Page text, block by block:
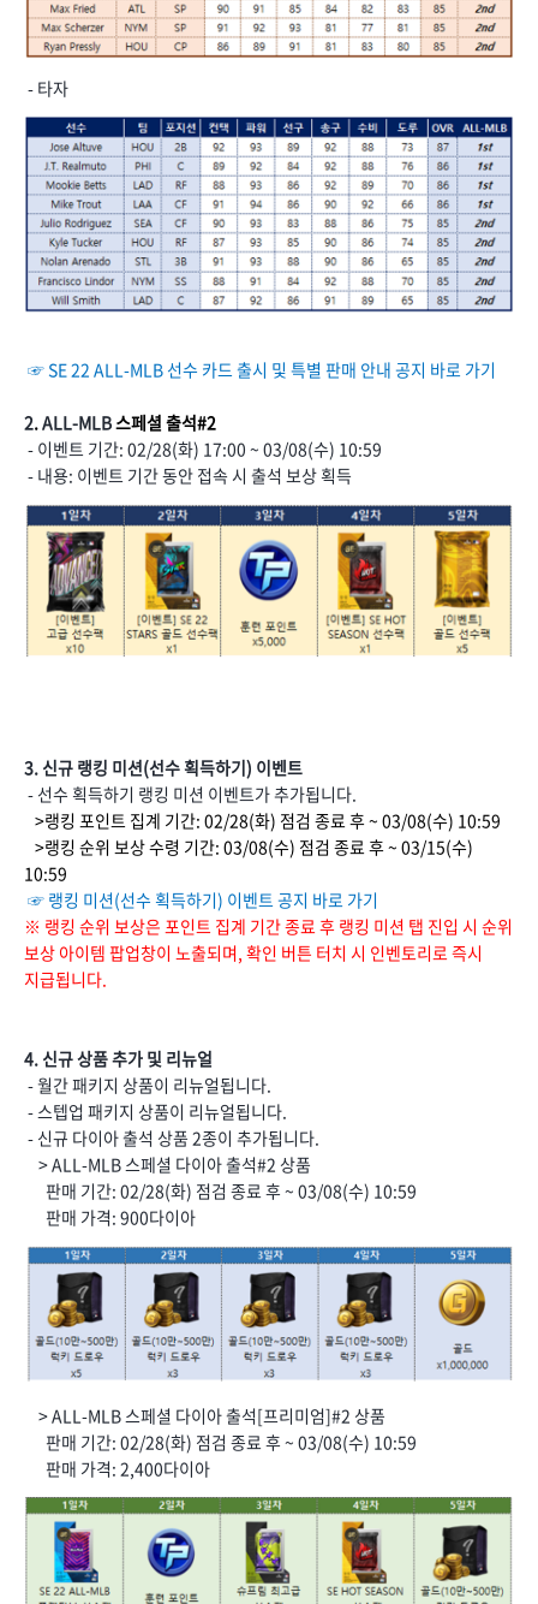
- 타자
☞ SE 22 ALL-MLB 선수 카드 출시 및 특별 판매 안내 공지 바로 가기
2. ALL-MLB스페셜 출석#2
- 이벤트 기간: 02/28(화) 17:00 ~ 03/08(수) 10:59
- 내용: 이벤트 기간 동안 접속 시 출석 보상 획득
3. 신규 랭킹 미션(선수 획득하기) 이벤트
- 선수 획득하기 랭킹 미션 이벤트가 추가됩니다.
>랭킹 포인트 집계 기간: 02/28(화) 점검 종료 후 ~ 03/08(수) 10:59
>랭킹 순위 보상 수령 기간: 03/08(수) 점검 종료 후 ~ 03/15(수)
10:59
☞ 랭킹 미션(선수 획득하기) 이벤트 공지 바로 가기
※ 랭킹 순위 보상은 포인트 집계 기간 종료 후 랭킹 미션 탭 진입 시 순위
보상 아이템 팝업창이 노출되며, 확인 버튼 터치 시 인벤토리로 즉시
지급됩니다.
4. 신규 상품 추가 및 리뉴얼
- 월간 패키지 상품이 리뉴얼됩니다.
- 스텝업 패키지 상품이 리뉴얼됩니다.
- 신규 다이아 출석 상품 2종이 추가됩니다.
> ALL-MLB 스페셜 다이아 출석#2 상품
판매 기간: 02/28(화) 점검 종료 후 ~ 03/08(수) 10:59
판매 가격: 900다이아
> ALL-MLB 스페셜 다이아 출석[프리미엄]#2 상품
판매 기간: 02/28(화) 점검 종료 후 ~ 03/08(수) 10:59
판매 가격: 2,400다이아